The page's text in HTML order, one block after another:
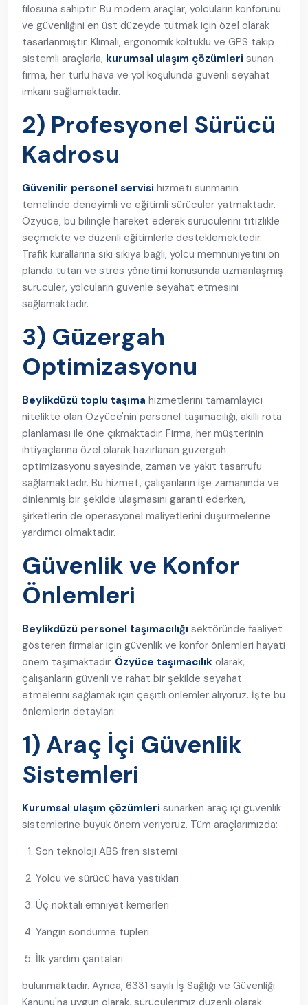
filosuna sahiptir. Bu modern araçlar, yolcuların konforunu
ve güvenliğini en üst düzeyde tutmak için özel olarak
tasarlanmıştır. Klimalı, ergonomik koltuklu ve GPS takip
sistemli araçlarla, kurumsal ulaşım çözümleri sunan
firma, her türlü hava ve yol koşulunda güvenli seyahat
imkanı sağlamaktadır.
2) Profesyonel Sürücü
Kadrosu
Güvenilir personel servisi hizmeti sunmanın
temelinde deneyimli ve eğitimli sürücüler yatmaktadır.
Özyüce, bu bilinçle hareket ederek sürücülerini titizlikle
seçmekte ve düzenli eğitimlerle desteklemektedir.
Trafik kurallarına sıkı sıkıya bağlı, yolcu memnuniyetini ön
planda tutan ve stres yönetimi konusunda uzmanlaşmış
sürücüler, yolcuların güvenle seyahat etmesini
sağlamaktadır.
3) Güzergah
Optimizasyonu
Beylikdüzü toplu taşıma hizmetlerini tamamlayıcı
nitelikte olan Özyüce'nin personel taşımacılığı, akıllı rota
planlaması ile öne çıkmaktadır. Firma, her müşterinin
ihtiyaçlarına özel olarak hazırlanan güzergah
optimizasyonu sayesinde, zaman ve yakıt tasarrufu
sağlamaktadır. Bu hizmet, çalışanların işe zamanında ve
dinlenmiş bir şekilde ulaşmasını garanti ederken,
şirketlerin de operasyonel maliyetlerini düşürmelerine
yardımcı olmaktadır.
Güvenlik ve Konfor
Önlemleri
Beylikdüzü personel taşımacılığı sektöründe faaliyet
gösteren firmalar için güvenlik ve konfor önlemleri hayati
önem taşımaktadır. Özyüce taşımacılık olarak,
çalışanların güvenli ve rahat bir şekilde seyahat
etmelerini sağlamak için çeşitli önlemler alıyoruz. İşte bu
önlemlerin detayları:
1) Araç İçi Güvenlik
Sistemleri
Kurumsal ulaşım çözümleri sunarken araç içi güvenlik
sistemlerine büyük önem veriyoruz. Tüm araçlarımızda:
Son teknoloji ABS fren sistemi
Yolcu ve sürücü hava yastıkları
Üç noktalı emniyet kemerleri
Yangın söndürme tüpleri
İlk yardım çantaları
bulunmaktadır. Ayrıca, 6331 sayılı İş Sağlığı ve Güvenliği
Kanunu'na uygun olarak, sürücülerimiz düzenli olarak